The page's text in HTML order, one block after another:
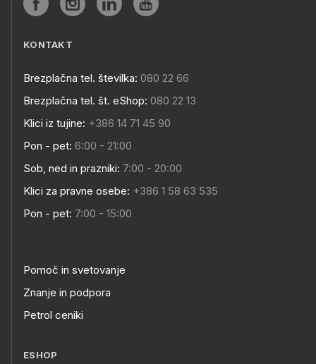
KONTAKT
Brezplačna tel. številka: 080 22 66
Brezplačna tel. št. eShop: 080 22 13
Klici iz tujine: +386 14 71 45 90
Pon - pet: 6:00 - 21:00
Sob, ned in prazniki: 7:00 - 20:00
Klici za pravne osebe: +386 1 58 63 535
Pon - pet: 7:00 - 15:00
Pomoč in svetovanje
Znanje in podpora
Petrol ceniki
ESHOP